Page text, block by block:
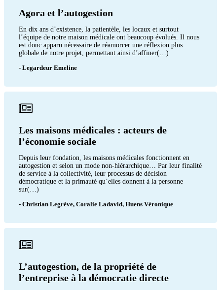
Agora et l’autogestion
En dix ans d’existence, la patientèle, les locaux et surtout
l’équipe de notre maison médicale ont beaucoup évolués. Il nous
est donc apparu nécessaire de réamorcer une réflexion plus
globale de notre projet, permettant ainsi d’affiner(…)
- Legardeur Emeline
Les maisons médicales : acteurs de
l’économie sociale
Depuis leur fondation, les maisons médicales fonctionnent en
autogestion et selon un mode non-hiérarchique… Par leur finalité
de service à la collectivité, leur processus de décision
démocratique et la primauté qu’elles donnent à la personne
sur(…)
- Christian Legrève, Coralie Ladavid, Huens Véronique
L’autogestion, de la propriété de
l’entreprise à la démocratie directe